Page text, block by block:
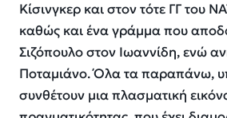
Κίσινγκερ και στον τότε ΓΓ του
καθώς και ένα γράμμα που
Σιζόπουλο στον Ιωαννίδη, ενώ
Ποταμιάνο. Όλα τα παραπάνω,
συνθέτουν μια πλασματική